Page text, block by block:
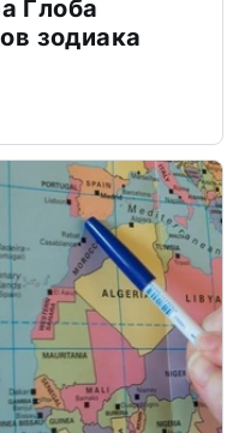
Глоба
зодиака